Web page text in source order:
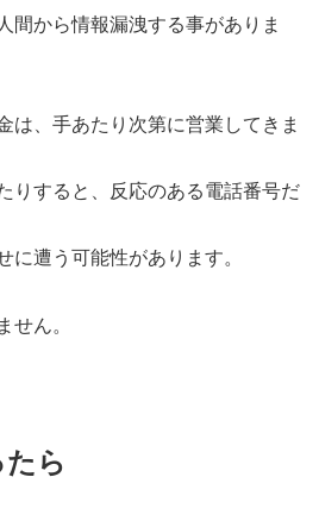
間から情報漏洩する事がありま
は、手あたり次第に営業してきま
りすると、反応のある電話番号だ
に遭う可能性があります。
せん。
ら